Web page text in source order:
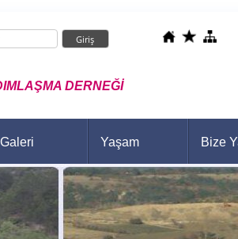
DERNEĞİ
Galeri Yaşam Bize